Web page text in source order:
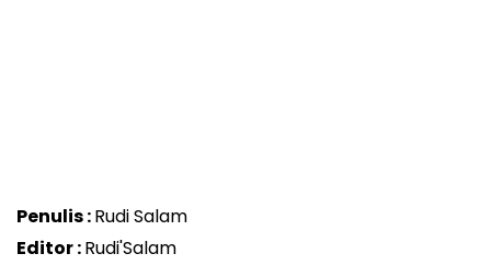
Penulis :Rudi Salam
Editor :Rudi'Salam